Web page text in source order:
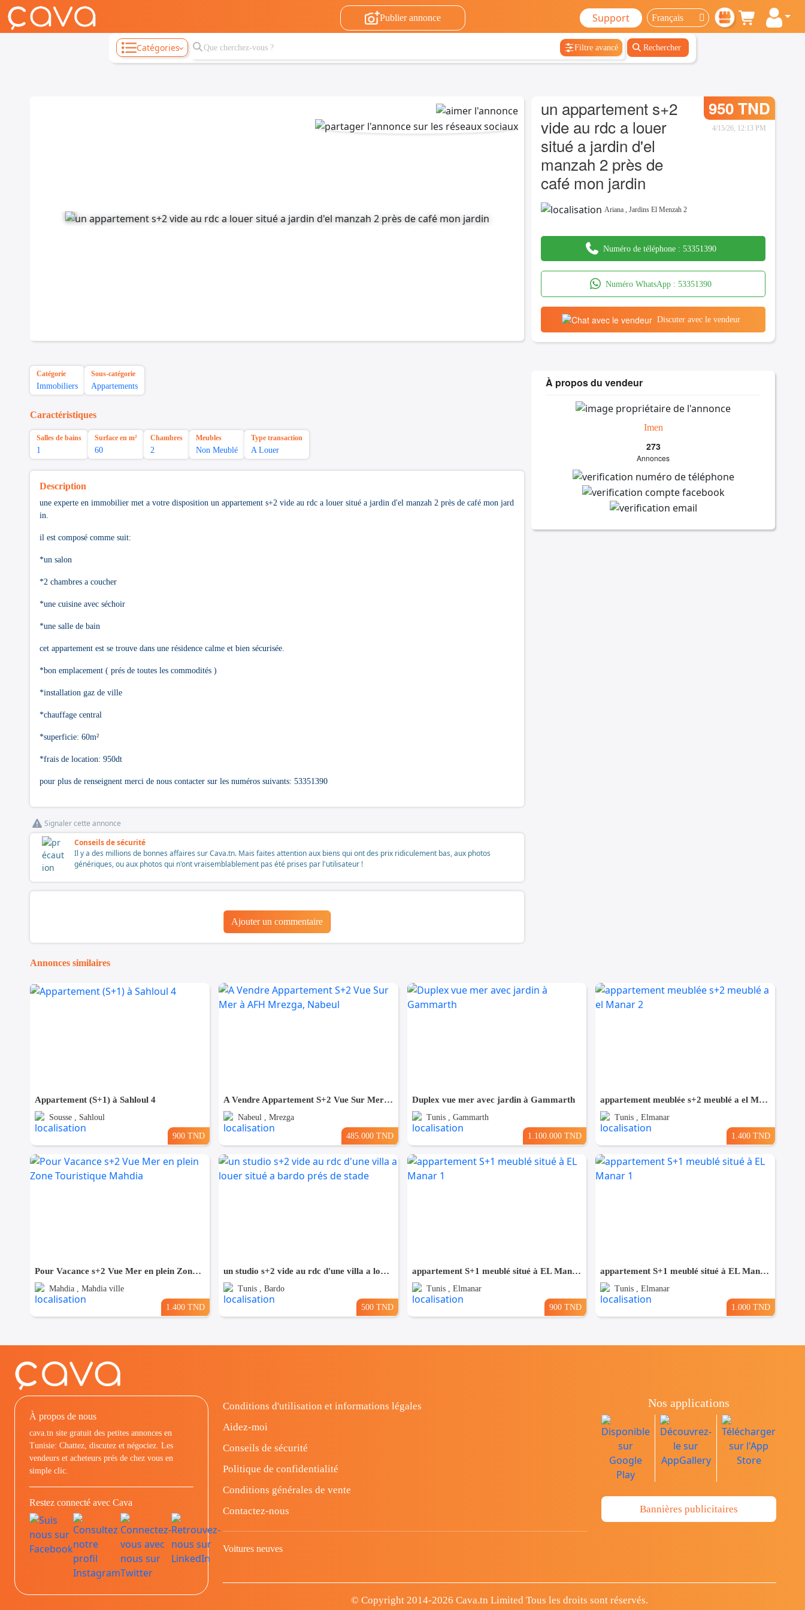
Publier annonce Support
Catégories Filtre avancé Rechercher
un appartement s+2
vide au rdc a louer
situé a jardin d'el
manzah 2 près de
café mon jardin
950 TND
4/15/26, 12:13 PM
Ariana ,Jardins El Menzah 2
Numéro de téléphone : 53351390
Numéro WhatsApp :53351390
Discuter avec le vendeur
Catégorie
Immobiliers
Sous-catégorie
Appartements
Caractéristiques
Salles de bains
1
Surface en m²
60
Chambres
2
Meubles
Non Meublé
Type transaction
A Louer
Description
une experte en immobilier met a votre disposition un appartement s+2 vide au rdc a louer situé a jardin d'el manzah 2 près de café mon jard
in.
il est composé comme suit:
*un salon
*2 chambres a coucher
*une cuisine avec séchoir
*une salle de bain
cet appartement est se trouve dans une résidence calme et bien sécurisée.
*bon emplacement ( prés de toutes les commodités )
*installation gaz de ville
*chauffage central
*superficie: 60m²
*frais de location: 950dt
pour plus de renseignent merci de nous contacter sur les numéros suivants: 53351390
Signaler cette annonce
Conseils de sécurité
Il y a des millions de bonnes affaires sur Cava.tn. Mais faites attention aux biens qui ont des prix ridiculement bas, aux photos
génériques, ou aux photos qui n'ont vraisemblablement pas été prises par l'utilisateur !
Ajouter un commentaire
À propos du vendeur
Imen
273
Annonces
Annonces similaires
Appartement (S+1) à Sahloul 4
Sousse , Sahloul
900 TND
A Vendre Appartement S+2 Vue Sur Mer à AFH Mrezga, Nabeul
Nabeul , Mrezga
485.000 TND
Duplex vue mer avec jardin à Gammarth
Tunis , Gammarth
1.100.000 TND
appartement meublée s+2 meublé a el Manar 2
Tunis , Elmanar
1.400 TND
Pour Vacance s+2 Vue Mer en plein Zone Touristique Mahdia
Mahdia , Mahdia ville
1.400 TND
un studio s+2 vide au rdc d'une villa a louer situé a bardo prés de stade
Tunis , Bardo
500 TND
appartement S+1 meublé situé à EL Manar 1
Tunis , Elmanar
900 TND
appartement S+1 meublé situé à EL Manar 1
Tunis , Elmanar
1.000 TND
À propos de nous
cava.tn site gratuit des petites annonces en
Tunisie: Chattez, discutez et négociez. Les
vendeurs et acheteurs prés de chez vous en
simple clic.
Restez connecté avec Cava
Conditions d'utilisation et informations légales
Aidez-moi
Conseils de sécurité
Politique de confidentialité
Conditions générales de vente
Contactez-nous
Voitures neuves
Nos applications
Bannières publicitaires
© Copyright 2014-2026 Cava.tn Limited Tous les droits sont réservés.